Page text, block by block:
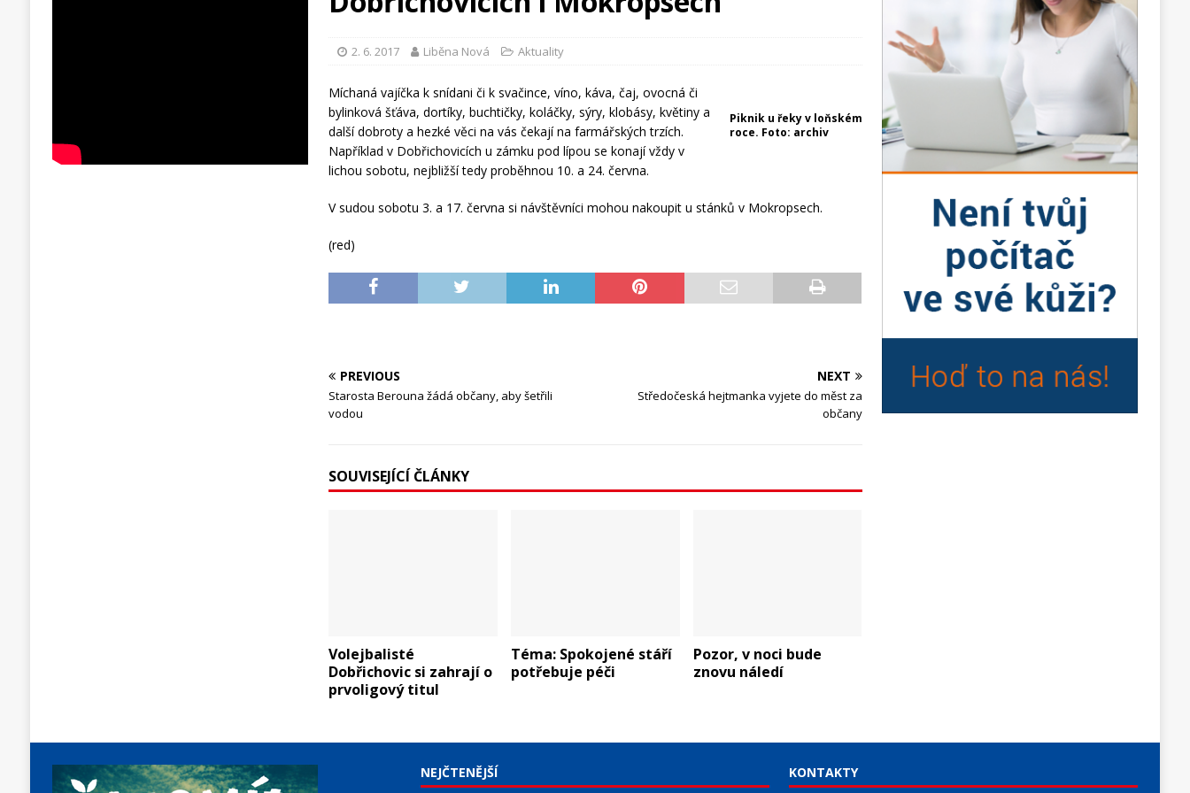
2. 6. 2017 Liběna Nová Aktuality
Piknik u řeky v loňském
roce. Foto: archiv
Míchaná vajíčka k snídani či k svačince, víno, káva, čaj, ovocná či
bylinková šťáva, dortíky, buchtičky, koláčky, sýry, klobásy, květiny a
další dobroty a hezké věci na vás čekají na farmářských trzích.
Například v Dobřichovicích u zámku pod lípou se konají vždy v
lichou sobotu, nejbližší tedy proběhnou 10. a 24. června.
V sudou sobotu 3. a 17. června si návštěvníci mohou nakoupit u stánků v Mokropsech.
(red)
PREVIOUS
Starosta Berouna žádá občany, aby šetřili
vodou
NEXT
Středočeská hejtmanka vyjete do měst za
občany
SOUVISEJÍCÍ ČLÁNKY
Volejbalisté
Dobřichovic si zahrají o
prvoligový titul
Téma: Spokojené stáří
potřebuje péči
Pozor, v noci bude
znovu náledí
NEJČTENĚJŠÍ KONTAKTY